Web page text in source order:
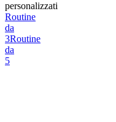
personalizzati
Routine
da
3Routine
da
5